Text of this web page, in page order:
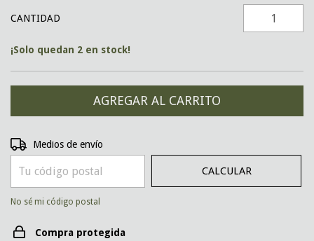
CANTIDAD
¡Solo quedan 2 en stock!
Entregas para el CP:
Medios de envío
CALCULAR
No sé mi código postal
Compra protegida